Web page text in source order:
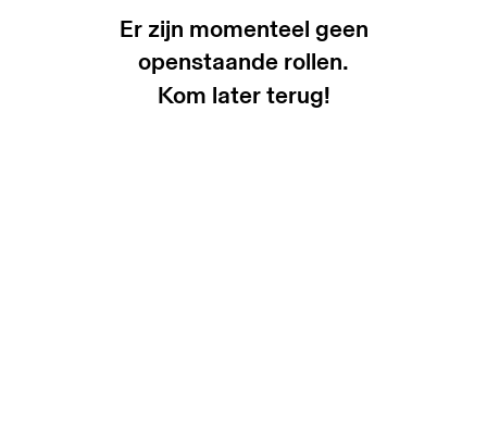
Er zijn momenteel geen
openstaande rollen.
Kom later terug!